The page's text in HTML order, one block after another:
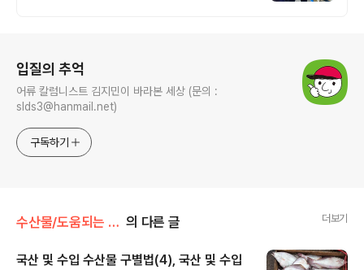
입질의 추억
어류 칼럼니스트 김지민이 바라본 세상 (문의 :
slds3@hanmail.net)
구독하기
수산물/도움되는 수산물 구별팁 의 다른 글 더보기
국산 및 수입 수산물 구별법(4), 국산 및 수입